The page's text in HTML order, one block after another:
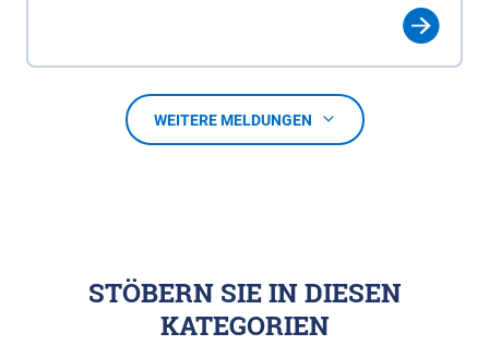
WEITERE MELDUNGEN
STÖBERN SIE IN DIESEN
KATEGORIEN